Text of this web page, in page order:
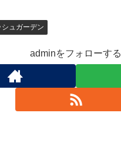
ュガーデン
adminをフォローする